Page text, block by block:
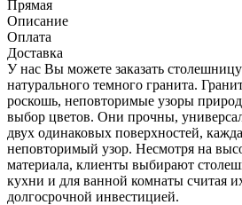
Прямая
Описание
Оплата
Доставка
У нас Вы можете заказать
натурального темного гранита.
роскошь, неповторимые узоры
выбор цветов. Они прочны,
двух одинаковых поверхностей,
неповторимый узор. Несмотря на
материала, клиенты выбирают
кухни и для ванной комнаты считая
долгосрочной инвестицией.